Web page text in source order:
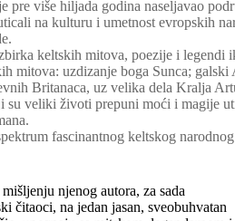
pre više hiljada godina naseljavao
na kulturu i umetnost evropskih
keltskih mitova, poezije i legendi
mitova: uzdizanje boga Sunca;
Britanaca, uz velika dela Kralja
su veliki životi prepuni moći i magije
fascinantnog keltskog
njenog autora, za sada
čitaoci, na jedan jasan, sveobuhvatan